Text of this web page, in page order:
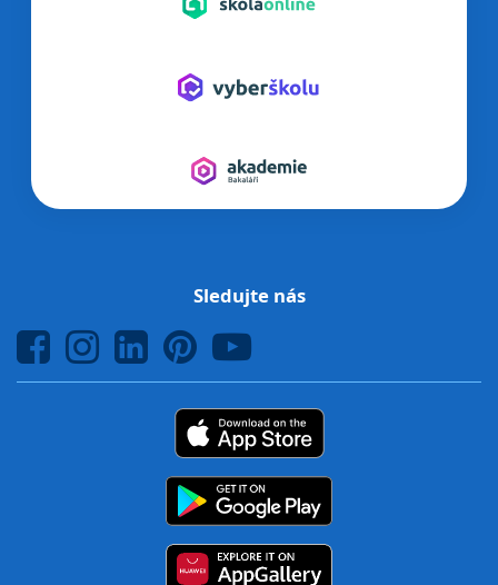
Sledujte nás